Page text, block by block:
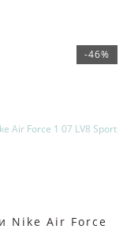
-46%
Nike Air Force